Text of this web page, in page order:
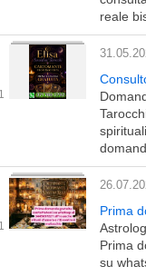
reale
Prima
Prima
su